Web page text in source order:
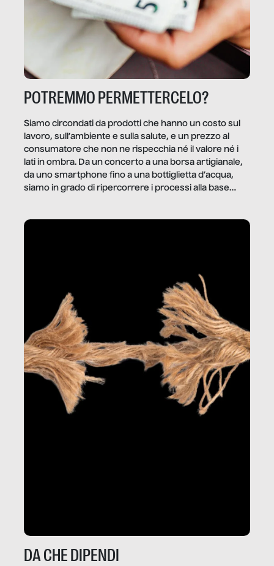
POTREMMO PERMETTERCELO?
Siamo circondati da prodotti che hanno un costo sul
lavoro, sull’ambiente e sulla salute, e un prezzo al
consumatore che non ne rispecchia né il valore né i
lati in ombra. Da un concerto a una borsa artigianale,
da uno smartphone fino a una bottiglietta d’acqua,
siamo in grado di ripercorrere i processi alla base
dietro gli oggetti e i servizi che fanno la nostra vita
DA CHE DIPENDI